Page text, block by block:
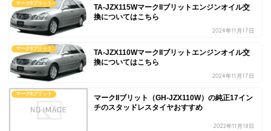
マークIIブリット
TA-JZX115WマークIIブリットエンジンオイル交
換についてはこちら
2024年11月17日
マークIIブリット
TA-JZX110WマークIIブリットエンジンオイル交
換についてはこちら
2024年11月17日
マークIIブリット
マークIIブリット（GH-JZX110W）の純正17イン
チのスタッドレスタイヤおすすめ
2022年11月18日